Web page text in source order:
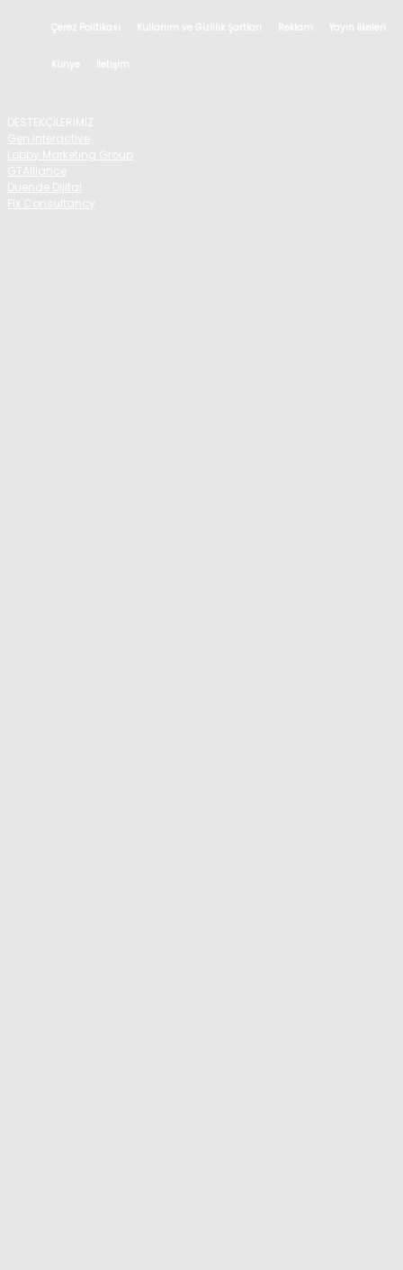
Çerez Politikası Kullanım ve Gizlilik Şartları Reklam Yayın İlkeleri
Künye İletişim
DESTEKÇİLERİMİZ
Gen Interactive
Lobby Marketing Group
GTAlliance
Duende Dijital
Fix Consultancy